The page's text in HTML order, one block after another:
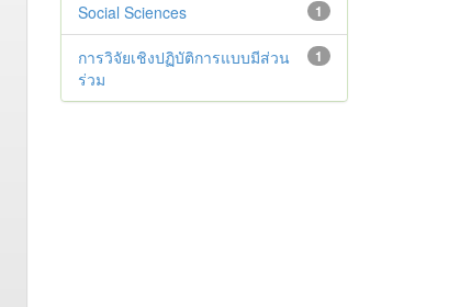
1
Social Sciences
1
การวิจัยเชิงปฏิบัติการแบบมีส่วน
ร่วม